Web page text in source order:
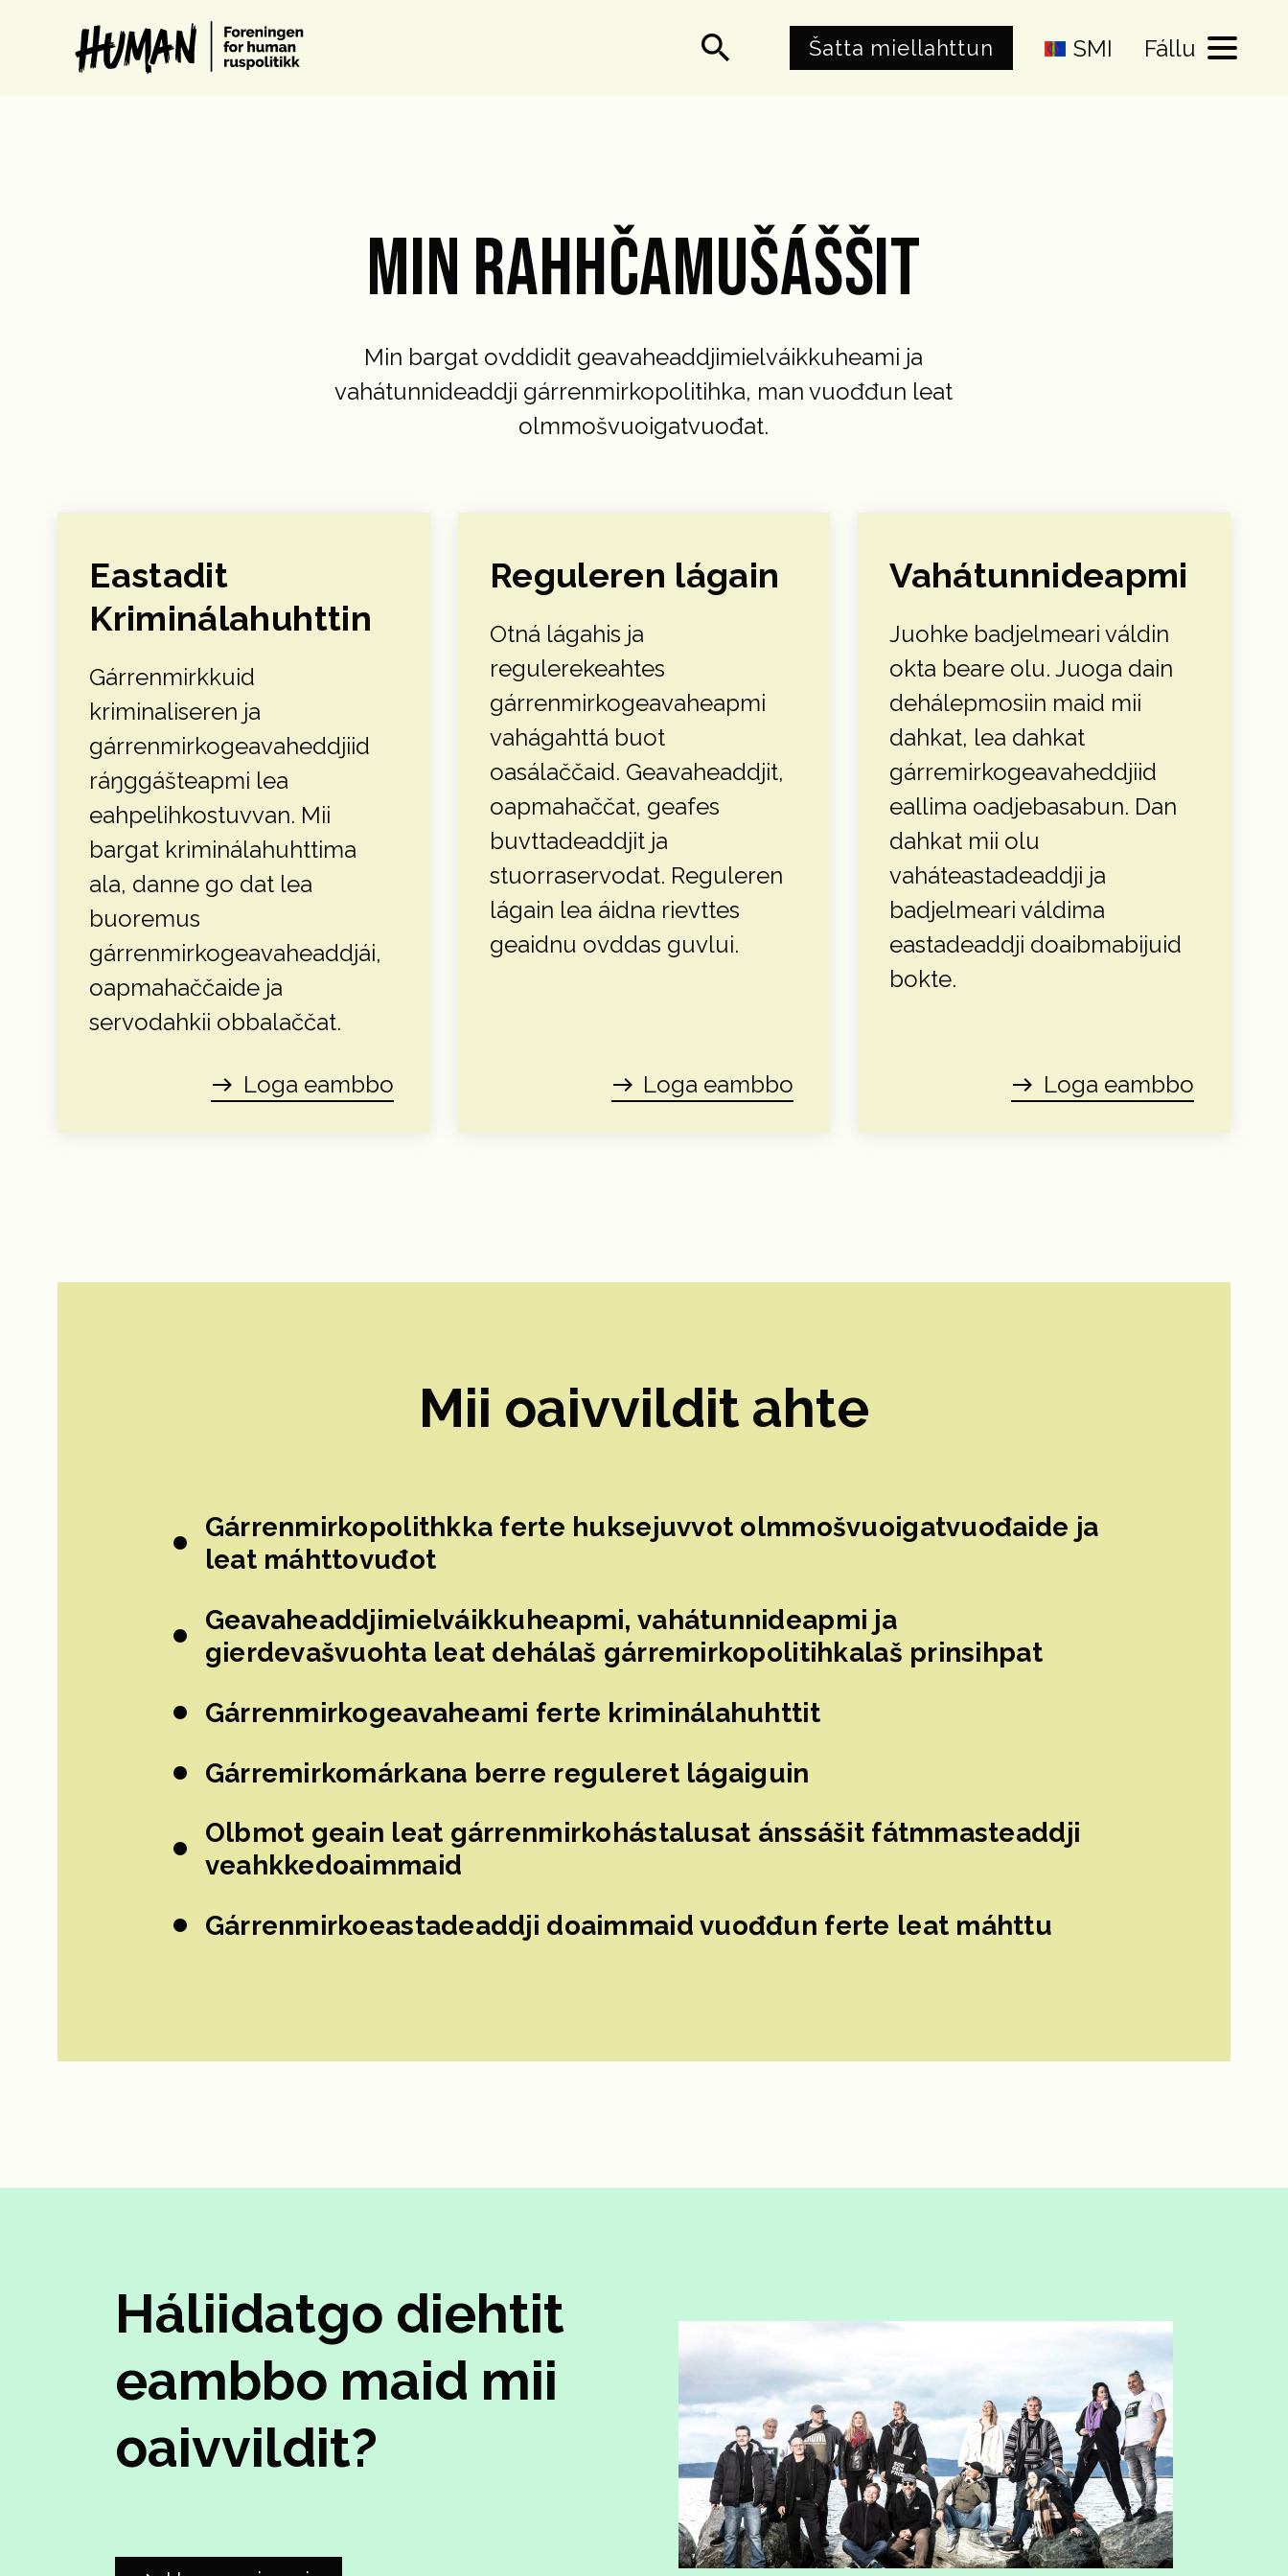
search Šatta miellahttun SMI Fállu
MIN RAHHČAMUŠÁŠŠIT
Min bargat ovddidit geavaheaddjimielváikkuheami ja
vahátunnideaddji gárrenmirkopolitihka, man vuođđun leat
olmmošvuoigatvuođat.
Eastadit
Kriminálahuhttin
Gárrenmirkkuid
kriminaliseren ja
gárrenmirkogeavaheddjiid
ráŋggášteapmi lea
eahpelihkostuvvan. Mii
bargat kriminálahuhttima
ala, danne go dat lea
buoremus
gárrenmirkogeavaheaddjái,
oapmahaččaide ja
servodahkii obbalaččat.
east Loga eambbo
Reguleren lágain
Otná lágahis ja
regulerekeahtes
gárrenmirkogeavaheapmi
vahágahttá buot
oasálaččaid. Geavaheaddjit,
oapmahaččat, geafes
buvttadeaddjit ja
stuorraservodat. Reguleren
lágain lea áidna rievttes
geaidnu ovddas guvlui.
east Loga eambbo
Vahátunnideapmi
Juohke badjelmeari váldin
okta beare olu. Juoga dain
dehálepmosiin maid mii
dahkat, lea dahkat
gárremirkogeavaheddjiid
eallima oadjebasabun. Dan
dahkat mii olu
vaháteastadeaddji ja
badjelmeari váldima
eastadeaddji doaibmabijuid
bokte.
east Loga eambbo
Mii oaivvildit ahte
Gárrenmirkopolithkka ferte huksejuvvot olmmošvuoigatvuođaide ja
leat máhttovuđot
Geavaheaddjimielváikkuheapmi, vahátunnideapmi ja
gierdevašvuohta leat dehálaš gárremirkopolitihkalaš prinsihpat
Gárrenmirkogeavaheami ferte kriminálahuhttit
Gárremirkomárkana berre reguleret lágaiguin
Olbmot geain leat gárrenmirkohástalusat ánssášit fátmmasteaddji
veahkkedoaimmaid
Gárrenmirkoeastadeaddji doaimmaid vuođđun ferte leat máhttu
Háliidatgo diehtit
eambbo maid mii
oaivvildit?